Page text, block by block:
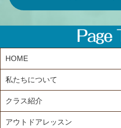
HOME
私たちについて
クラス紹介
アウトドアレッスン